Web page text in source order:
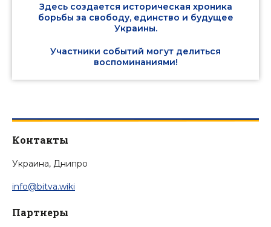
Здесь создается историческая хроника
борьбы за свободу, единство и будущее
Украины.
Участники событий могут делиться
воспоминаниями!
Контакты
Украина, Днипро
info@bitva.wiki
Партнеры